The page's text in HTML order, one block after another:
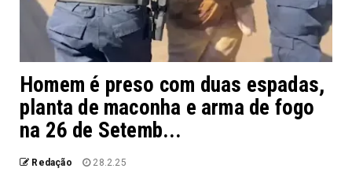
Homem é preso com duas espadas,
planta de maconha e arma de fogo
na 26 de Setemb...
Redação 28.2.25